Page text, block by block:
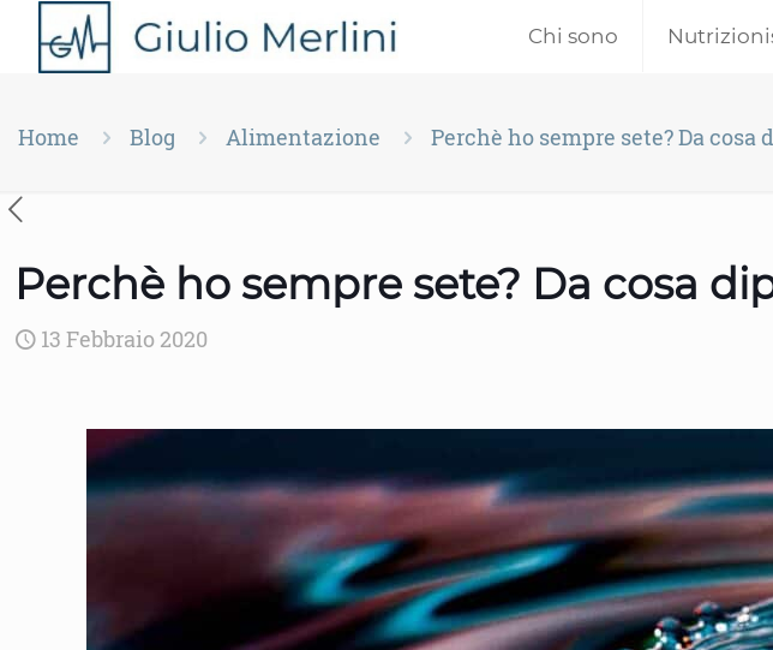
Chi sono
Home Blog Alimentazione Perchè ho sempre sete? Da cosa
Perchè ho sempre sete? Da cosa
13 Febbraio 2020